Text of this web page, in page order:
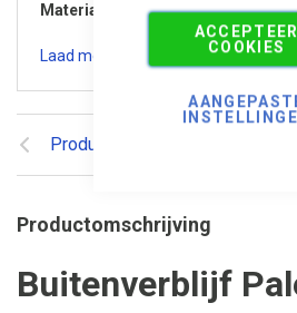
ACCEPTEER
COOKIES
Productomschrijving
Productomschrijving
Buitenverblijf
Materiaal
Laad meer specificaties